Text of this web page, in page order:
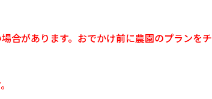
合があります。おでかけ前に農園のプランをチ